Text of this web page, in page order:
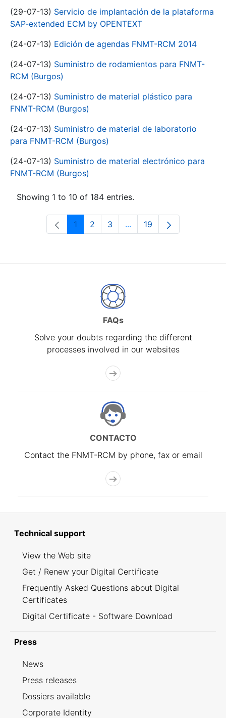
(29-07-13) Servicio de implantación de la plataforma
SAP-extended ECM by OPENTEXT
(24-07-13) Edición de agendas FNMT-RCM 2014
(24-07-13) Suministro de rodamientos para FNMT-
RCM (Burgos)
(24-07-13) Suministro de material plástico para
FNMT-RCM (Burgos)
(24-07-13) Suministro de material de laboratorio
para FNMT-RCM (Burgos)
(24-07-13) Suministro de material electrónico para
FNMT-RCM (Burgos)
Showing 1 to 10 of 184 entries.
Page
1 Page
2 Page
3 ...Intermediate Pages Use
Page
19
FAQs
Solve your doubts regarding the different
processes involved in our websites
CONTACTO
Contact the FNMT-RCM by phone, fax or email
Technical support
View the Web site
Get / Renew your Digital Certificate
Frequently Asked Questions about Digital
Certificates
Digital Certificate - Software Download
Press
News
Press releases
Dossiers available
Corporate Identity